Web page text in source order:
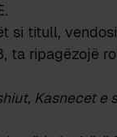
si titull,
ta ripagëzojë
Kasnecet e